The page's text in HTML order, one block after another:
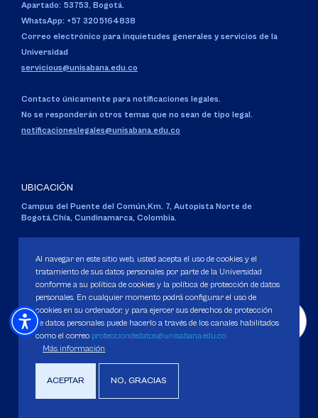
Apartado: 53753, Bogotá.
WhatsApp: +57 3205164838
Correo electrónico para inquietudes generales y servicios de la
Universidad
servicious@unisabana.edu.co
Contacto únicamente para notificaciones legales.
No se responderán otros temas que no sean de tipo legal.
notificacioneslegales@unisabana.edu.co
UBICACIÓN
Campus del Puente del Común,Km. 7, Autopista Norte de
Bogotá.Chía, Cundinamarca, Colombia.
Personería Jurídica:Resolución 130 del 14 de enero de 1980.
Ministerio de Educación Nacional.
Política de Protección de datos
Derechos Pecuniarios
Al navegar en este sitio web, usted acepta el uso de cookies y el
tratamiento de sus datos personales por parte de la Universidad
conforme a su política de cookies y la política de protección de datos
personales. En cualquier momento podrá configurar el uso de
cookies en su ordenador, y para ejercer sus derechos de protección
de datos personales puede hacerlo a través de los canales habilitados
como el correo protecciondedatos@unisabana.edu.co
Más información
ACEPTAR NO, GRACIAS